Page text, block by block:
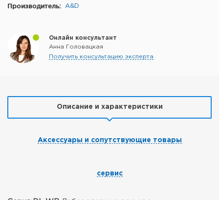
Производитель: A&D
Онлайн консультант
Анна Головацкая
Получить консультацию эксперта
Описание и характеристики
Аксессуары и сопутствующие товары
сервис